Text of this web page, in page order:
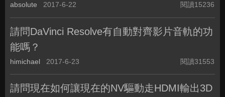
absolute 2017-6-22 閱讀15236
請問DaVinci Resolve有自動對齊影片音軌的功
能嗎？
himichael 2017-6-23 閱讀31553
請問現在如何讓現在的NV驅動走HDMI輸出3D